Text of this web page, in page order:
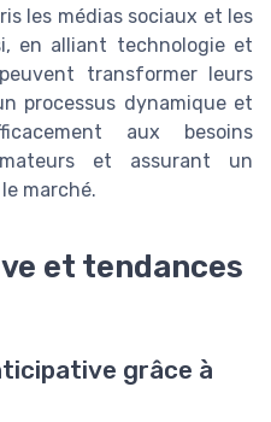
les médias sociaux et les
en alliant technologie et
transformer leurs
processus dynamique et
aux besoins
et assurant un
marché.
et tendances
grâce à